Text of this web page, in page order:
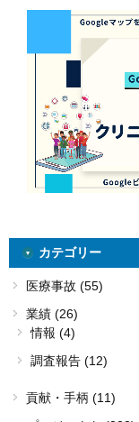
カテゴリー
医療事故 (55)
業績 (26)
情報 (4)
調査報告 (12)
貢献・手柄 (11)